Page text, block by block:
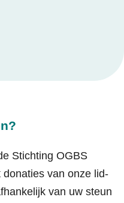
Stichting OGBS
van onze lid-
van uw steun